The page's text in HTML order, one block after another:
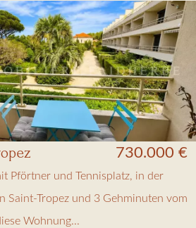
730.000 €
Pförtner und Tennisplatz, in der
Saint-Tropez und 3 Gehminuten vom
Wohnung...